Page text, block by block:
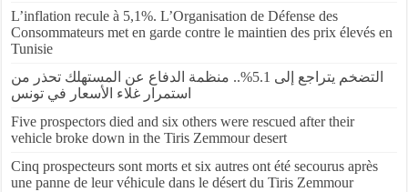
L’inflation recule à 5,1%. L’Organisation de Défense des
Consommateurs met en garde contre le maintien des prix élevés en
Tunisie
التضخم يتراجع إلى 5.1%.. منظمة الدفاع عن المستهلك تحذر من
استمرار غلاء الأسعار في تونس
Five prospectors died and six others were rescued after their
vehicle broke down in the Tiris Zemmour desert
Cinq prospecteurs sont morts et six autres ont été secourus après
une panne de leur véhicule dans le désert du Tiris Zemmour